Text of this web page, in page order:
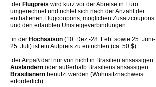
 der Flugpreis wird kurz vor der Abreise in Euro
umgerechnet und richtet sich nach der Anzahl der
enthaltenen Flugcoupons, möglichen Zusatzcoupons
und den erlaubten Umsteigeverbindungen
 in der Hochsaison (10. Dez.-28. Feb. sowie 25. Juni-
25. Juli) ist ein Aufpreis zu entrichten (ca. 50 $)
 der Airpaß darf nur von nicht in Brasilien ansässigen
Ausländern oder außerhalb Brasiliens ansässigen
Brasilianern benutzt werden (Wohnsitznachweis
erforderlich).